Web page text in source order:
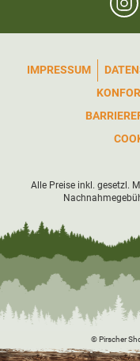
IMPRESSUM
Alle Preise inkl. gesetzl.
© Pirscher